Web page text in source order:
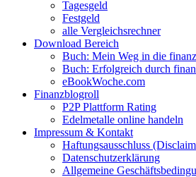
Tagesgeld
Festgeld
alle Vergleichsrechner
Download Bereich
Buch: Mein Weg in die
Buch: Erfolgreich durch
eBookWoche.com
Finanzblogroll
P2P Plattform Rating
Edelmetalle online handeln
Impressum & Kontakt
Haftungsausschluss
Datenschutzerklärung
Allgemeine